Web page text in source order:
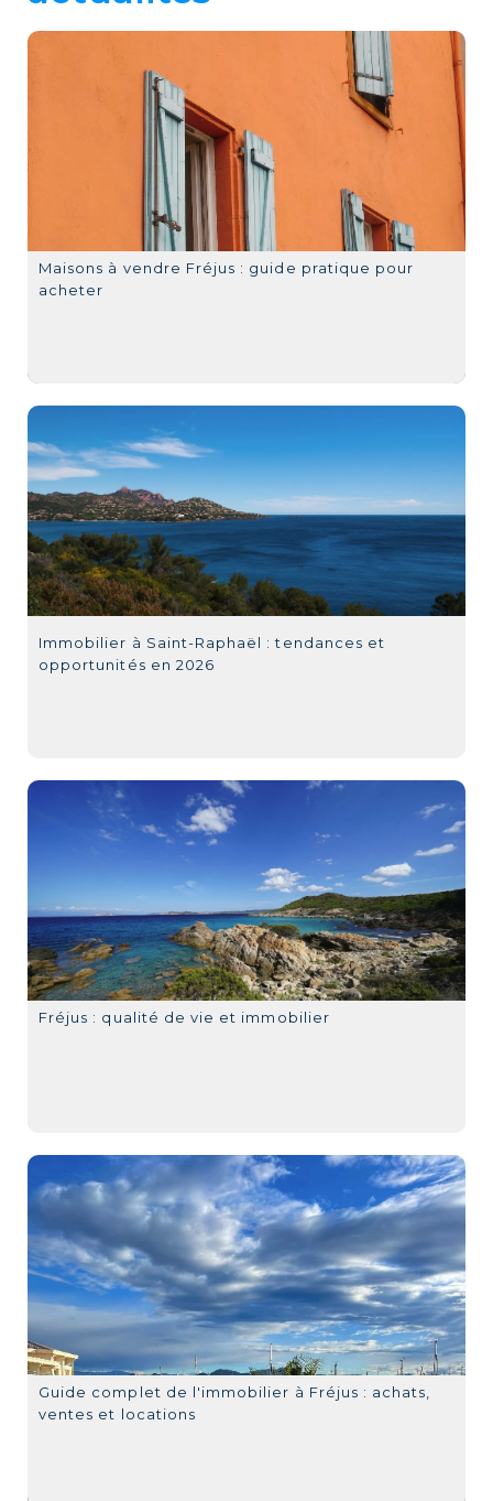
Maisons à vendre Fréjus : guide pratique pour
acheter
Immobilier à Saint-Raphaël : tendances et
opportunités en 2026
Fréjus : qualité de vie et immobilier
Guide complet de l'immobilier à Fréjus : achats,
ventes et locations